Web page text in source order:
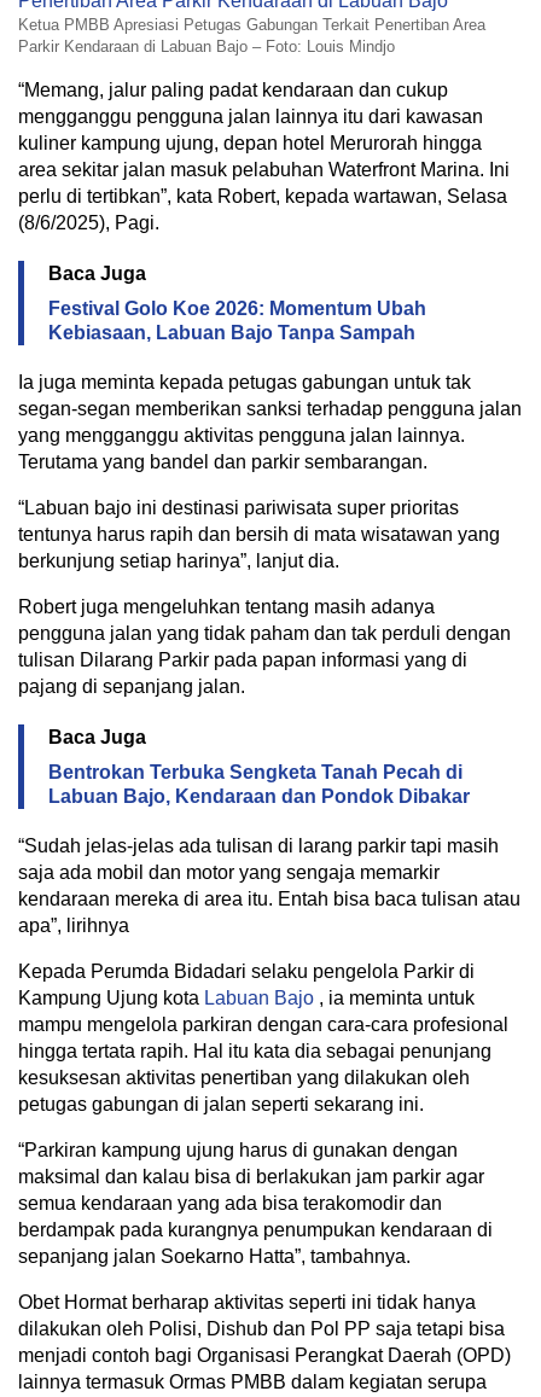
Ketua PMBB Apresiasi Petugas Gabungan Terkait Penertiban Area
Parkir Kendaraan di Labuan Bajo – Foto: Louis Mindjo
“Memang, jalur paling padat kendaraan dan cukup
mengganggu pengguna jalan lainnya itu dari kawasan
kuliner kampung ujung, depan hotel Merurorah hingga
area sekitar jalan masuk pelabuhan Waterfront Marina. Ini
perlu di tertibkan”, kata Robert, kepada wartawan, Selasa
(8/6/2025), Pagi.
Baca Juga
Festival Golo Koe 2026: Momentum Ubah
Kebiasaan, Labuan Bajo Tanpa Sampah
Ia juga meminta kepada petugas gabungan untuk tak
segan-segan memberikan sanksi terhadap pengguna jalan
yang mengganggu aktivitas pengguna jalan lainnya.
Terutama yang bandel dan parkir sembarangan.
“Labuan bajo ini destinasi pariwisata super prioritas
tentunya harus rapih dan bersih di mata wisatawan yang
berkunjung setiap harinya”, lanjut dia.
Robert juga mengeluhkan tentang masih adanya
pengguna jalan yang tidak paham dan tak perduli dengan
tulisan Dilarang Parkir pada papan informasi yang di
pajang di sepanjang jalan.
Baca Juga
Bentrokan Terbuka Sengketa Tanah Pecah di
Labuan Bajo, Kendaraan dan Pondok Dibakar
“Sudah jelas-jelas ada tulisan di larang parkir tapi masih
saja ada mobil dan motor yang sengaja memarkir
kendaraan mereka di area itu. Entah bisa baca tulisan atau
apa”, lirihnya
Kepada Perumda Bidadari selaku pengelola Parkir di
Kampung Ujung kota Labuan Bajo , ia meminta untuk
mampu mengelola parkiran dengan cara-cara profesional
hingga tertata rapih. Hal itu kata dia sebagai penunjang
kesuksesan aktivitas penertiban yang dilakukan oleh
petugas gabungan di jalan seperti sekarang ini.
“Parkiran kampung ujung harus di gunakan dengan
maksimal dan kalau bisa di berlakukan jam parkir agar
semua kendaraan yang ada bisa terakomodir dan
berdampak pada kurangnya penumpukan kendaraan di
sepanjang jalan Soekarno Hatta”, tambahnya.
Obet Hormat berharap aktivitas seperti ini tidak hanya
dilakukan oleh Polisi, Dishub dan Pol PP saja tetapi bisa
menjadi contoh bagi Organisasi Perangkat Daerah (OPD)
lainnya termasuk Ormas PMBB dalam kegiatan serupa